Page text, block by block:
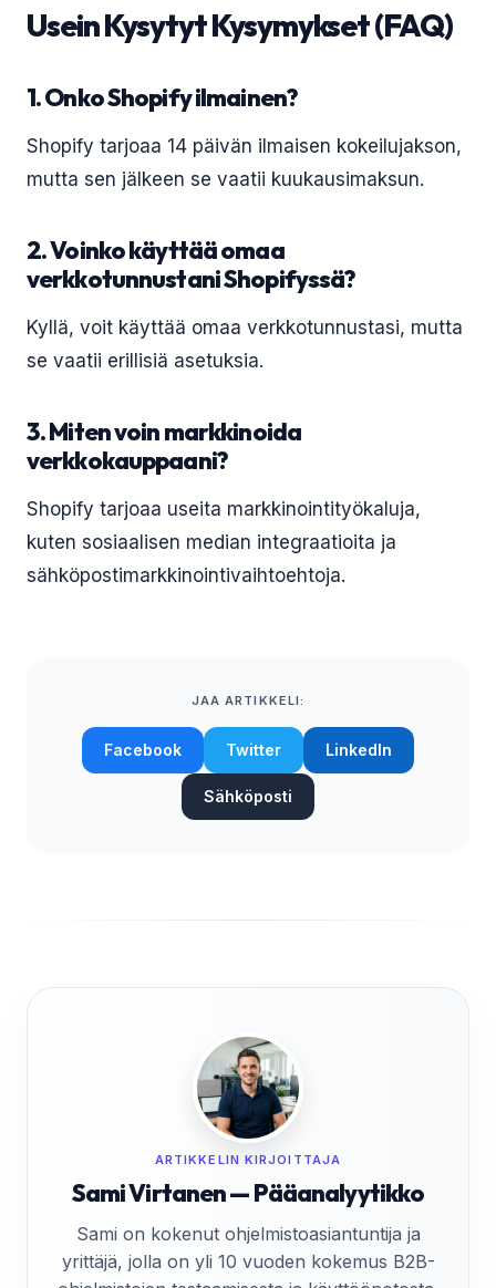
Usein Kysytyt Kysymykset (FAQ)
1. Onko Shopify ilmainen?
Shopify tarjoaa 14 päivän ilmaisen kokeilujakson,
mutta sen jälkeen se vaatii kuukausimaksun.
2. Voinko käyttää omaa
verkkotunnustani Shopifyssä?
Kyllä, voit käyttää omaa verkkotunnustasi, mutta
se vaatii erillisiä asetuksia.
3. Miten voin markkinoida
verkkokauppaani?
Shopify tarjoaa useita markkinointityökaluja,
kuten sosiaalisen median integraatioita ja
sähköpostimarkkinointivaihtoehtoja.
JAA ARTIKKELI:
Facebook Twitter LinkedIn
Sähköposti
ARTIKKELIN KIRJOITTAJA
Sami Virtanen — Pääanalyytikko
Sami on kokenut ohjelmistoasiantuntija ja
yrittäjä, jolla on yli 10 vuoden kokemus B2B-